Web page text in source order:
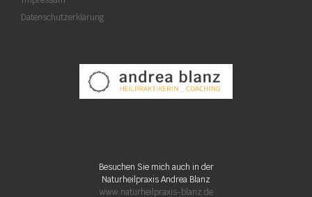
Datenschutzerklärung
Besuchen Sie mich auch in der
Naturheilpraxis Andrea Blanz
www.naturheilpraxis-blanz.de